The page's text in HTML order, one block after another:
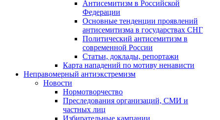
Антисемитизм в Российской
Федерации
Основные тенденции проявлений
антисемитизма в государствах СНГ
Политический антисемитизм в
современной России
Статьи, доклады, репортажи
Карта нападений по мотиву ненависти
Неправомерный антиэкстремизм
Новости
Нормотворчество
Преследования организаций, СМИ и
частных лиц
Избирательные кампании